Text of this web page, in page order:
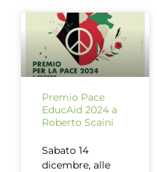
Premio Pace
EducAid 2024 a
Roberto Scaini
Sabato 14
dicembre, alle